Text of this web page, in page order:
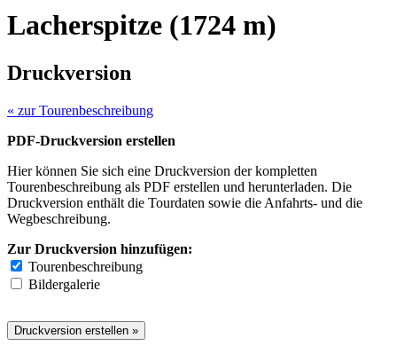
Lacherspitze (1724 m)
Druckversion
« zur Tourenbeschreibung
PDF-Druckversion erstellen
Hier können Sie sich eine Druckversion der kompletten
Tourenbeschreibung als PDF erstellen und herunterladen. Die
Druckversion enthält die Tourdaten sowie die Anfahrts- und die
Wegbeschreibung.
Zur Druckversion hinzufügen:
Tourenbeschreibung
Bildergalerie